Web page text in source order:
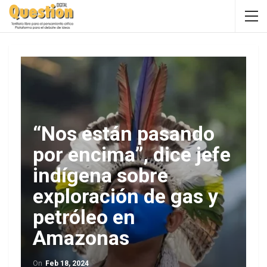
“Nos están pasando
por encima”, dice jefe
indígena sobre
exploración de gas y
petróleo en
Amazonas
On Feb 18, 2024